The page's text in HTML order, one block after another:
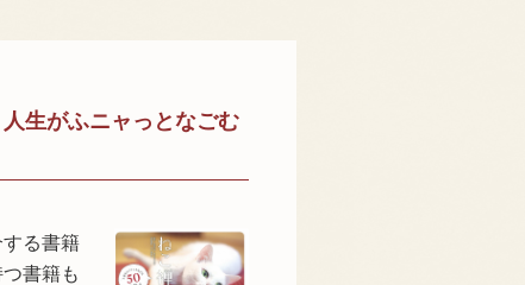
生がふニャっとなごむ
る書籍
書籍も